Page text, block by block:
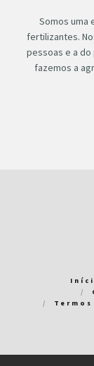
Somos uma
fertilizantes.
pessoas e a do
fazemos a